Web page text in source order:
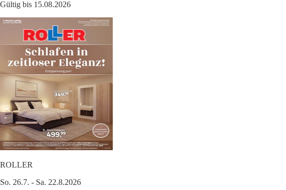
Gültig bis 15.08.2026
ROLLER
So. 26.7. - Sa. 22.8.2026